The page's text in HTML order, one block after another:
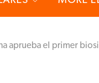
aprueba el primer